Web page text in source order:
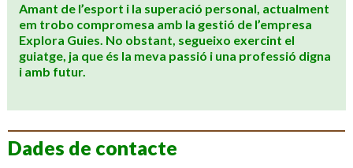
Amant de l’esport i la superació personal, actualment
em trobo compromesa amb la gestió de l’empresa
Explora Guies. No obstant, segueixo exercint el
guiatge, ja que és la meva passió i una professió digna
i amb futur.
Dades de contacte